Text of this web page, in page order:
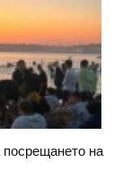
на